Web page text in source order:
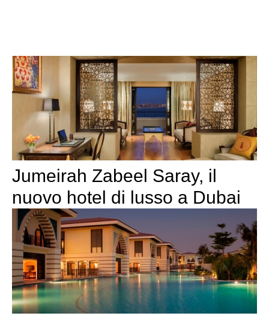
Jumeirah Zabeel Saray, il
nuovo hotel di lusso a Dubai